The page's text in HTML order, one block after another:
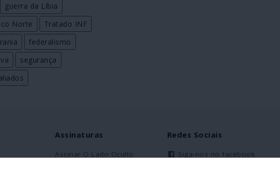
guerra da Líbia
Norte
Tratado INF
federalismo
segurança
Assinaturas
Assinar O Lado Oculto
Redes Sociais
Siga-nos no facebook